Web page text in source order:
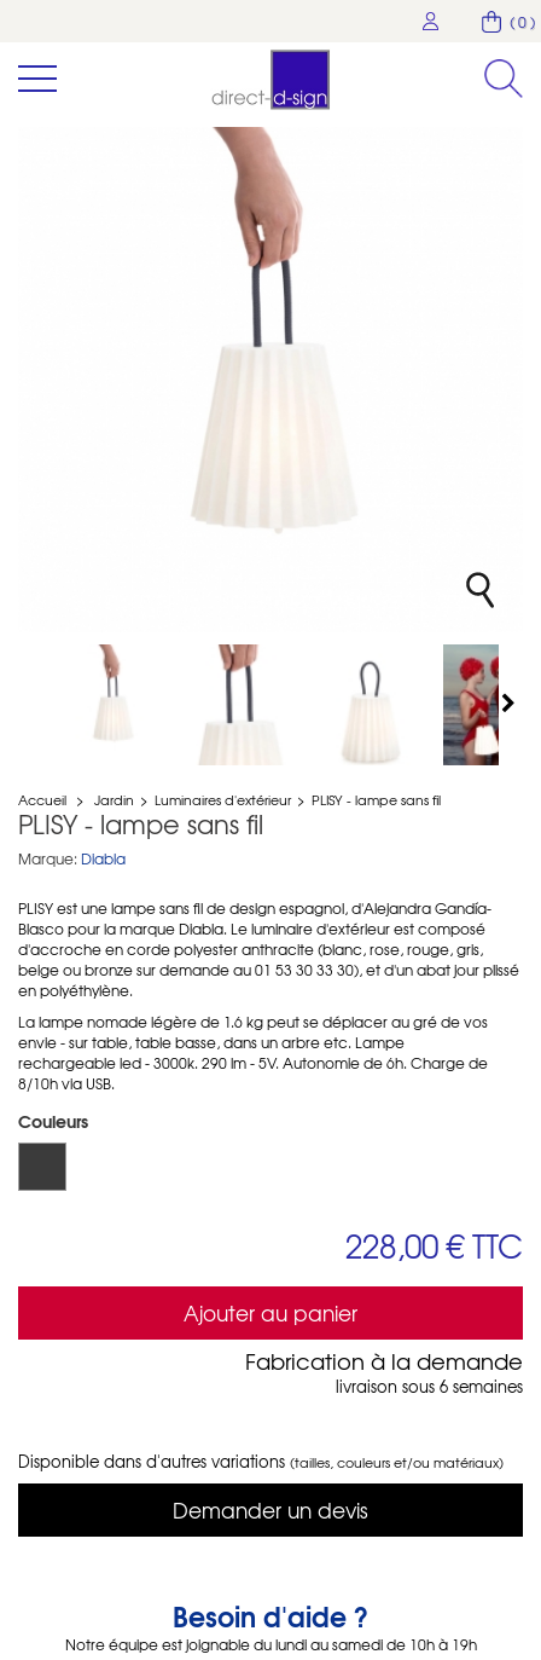
( 0 )
Accueil > Jardin > Luminaires d'extérieur > PLISY - lampe sans fil
PLISY - lampe sans fil
Marque: Diabla
PLISY est une lampe sans fil de design espagnol, d'Alejandra Gandía-
Blasco pour la marque Diabla. Le luminaire d'extérieur est composé
d'accroche en corde polyester anthracite (blanc, rose, rouge, gris,
beige ou bronze sur demande au 01 53 30 33 30), et d'un abat jour plissé
en polyéthylène.
La lampe nomade légère de 1.6 kg peut se déplacer au gré de vos
envie - sur table, table basse, dans un arbre etc. Lampe
rechargeable led - 3000k. 290 lm - 5V. Autonomie de 6h. Charge de
8/10h via USB.
Couleurs
228,00 €TTC
Ajouter au panier
Fabrication à la demande
livraison sous 6 semaines
Disponible dans d'autres variations (tailles, couleurs et/ou matériaux)
Demander un devis
Besoin d'aide ?
Notre équipe est joignable du lundi au samedi de 10h à 19h